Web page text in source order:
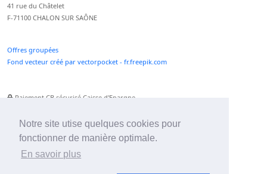
Notre site utise quelques cookies pour
fonctionner de manière optimale.
En savoir plus
41 rue du Châtelet
F-71100 CHALON SUR SAÔNE
Offres groupées
Fond vecteur créé par vectorpocket - fr.freepik.com
Paiement CB sécurisé Caisse d'Epargne
Paiement Paypal accepté